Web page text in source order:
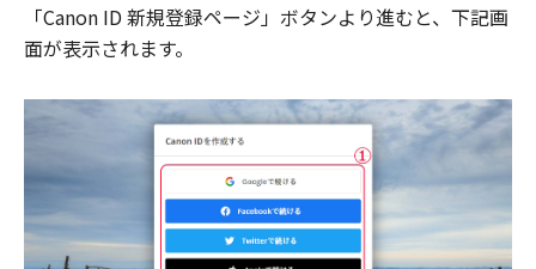
「Canon ID 新規登録ページ」ボタンより進むと、下記画
面が表示されます。